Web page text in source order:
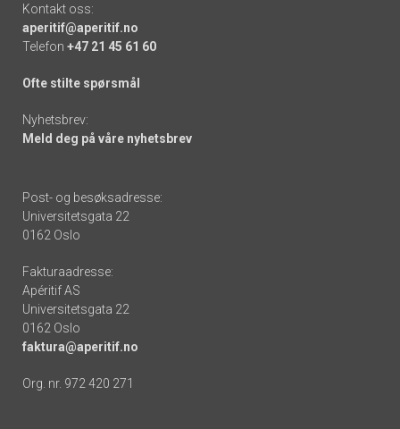
Kontakt oss:
aperitif@aperitif.no
Telefon +47 21 45 61 60
Ofte stilte spørsmål
Nyhetsbrev:
Meld deg på våre nyhetsbrev
Post- og besøksadresse:
Universitetsgata 22
0162 Oslo
Fakturaadresse:
Apéritif AS
Universitetsgata 22
0162 Oslo
faktura@aperitif.no
Org. nr. 972 420 271